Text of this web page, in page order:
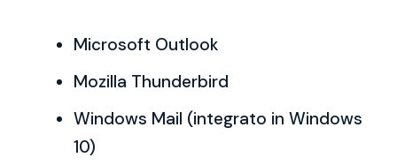
Microsoft Outlook
Mozilla Thunderbird
Windows Mail (integrato in Windows
10)